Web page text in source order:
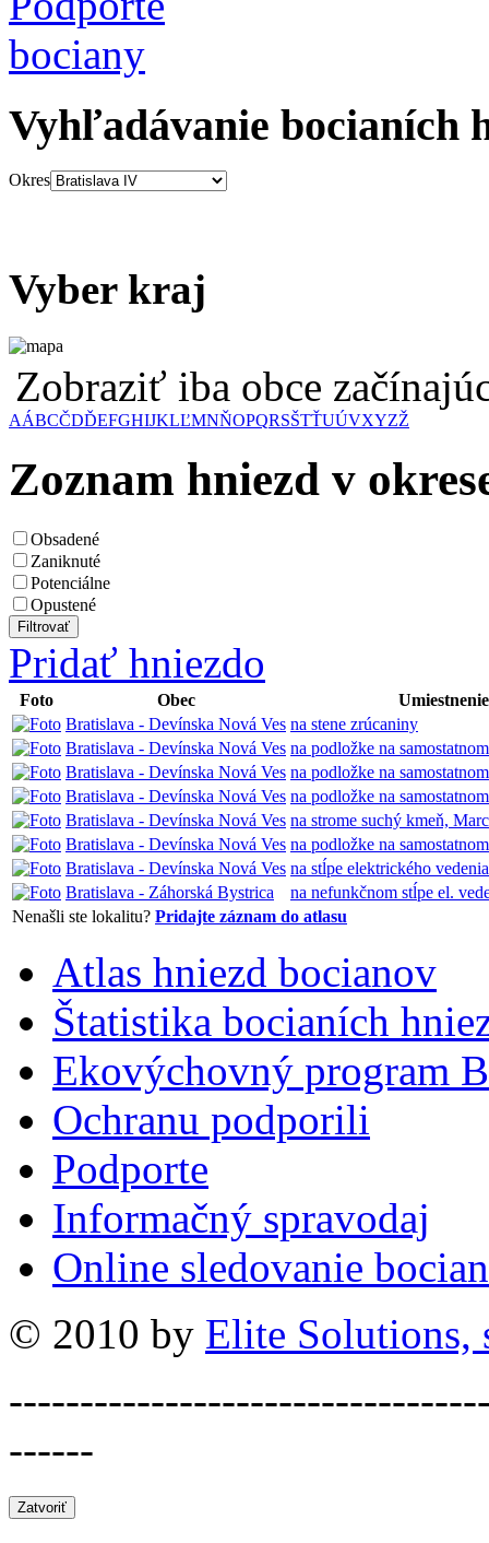
Vyhľadávanie bocianích
Okres
Vyber kraj
Zobraziť iba obce
AÁBCČDĎEFGHIJKLĽMNŇOPQRSŠTŤUÚVXYZŽ
Zoznam hniezd v
Obsadené
Zaniknuté
Potenciálne
Opustené
Pridať hniezdo
Foto Obec
Umiestnenie
Bratislava - Devínska Nová Ves na stene zrúcaniny
Bratislava - Devínska Nová Ves na podložke na
Bratislava - Devínska Nová Ves na podložke na
Bratislava - Devínska Nová Ves na podložke na
Bratislava - Devínska Nová Ves na strome suchý kmeň,
Bratislava - Devínska Nová Ves na podložke na
Bratislava - Devínska Nová Ves na stĺpe elektrického vedenia
Bratislava - Záhorská Bystrica
na nefunkčnom stĺpe el.
Nenašli ste lokalitu? Pridajte záznam do atlasu
Atlas hniezd bocianov
Štatistika bocianích
Ekovýchovný program
Ochranu podporili
Podporte
Informačný spravodaj
Online sledovanie
© 2010 by Elite Solutions,
------